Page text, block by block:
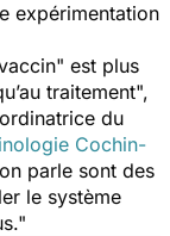
expérimentation
est plus
traitement",
du
Cochin-
parle sont des
le système